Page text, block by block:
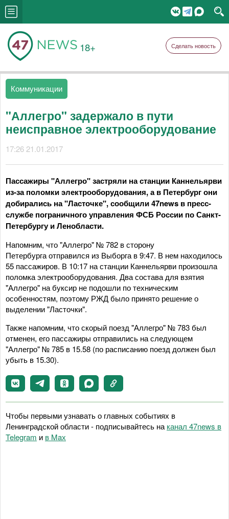
18+ Сделать новость
Коммуникации
"Аллегро" задержало в пути
неисправное электрооборудование
17:26 21.01.2017
Пассажиры "Аллегро" застряли на станции Каннельярви
из-за поломки электрооборудования, а в Петербург они
добирались на "Ласточке", сообщили 47news в пресс-
службе пограничного управления ФСБ России по Санкт-
Петербургу и Ленобласти.
Напомним, что "Аллегро" № 782 в сторону
Петербурга отправился из Выборга в 9:47. В нем находилось
55 пассажиров. В 10:17 на станции Каннельярви произошла
поломка электрооборудования. Два состава для взятия
"Аллегро" на буксир не подошли по техническим
особенностям, поэтому РЖД было принято решение о
выделении "Ласточки".
Также напомним, что скорый поезд "Аллегро" № 783 был
отменен, его пассажиры отправились на следующем
"Аллегро" № 785 в 15.58 (по расписанию поезд должен был
убыть в 15.30).
Чтобы первыми узнавать о главных событиях в
Ленинградской области - подписывайтесь на канал 47news в
Telegram и в Maх